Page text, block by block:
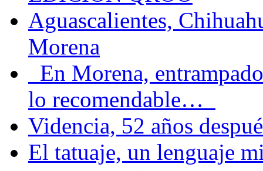
Aguascalientes,
Morena
En Morena,
lo recomendable…
Videncia, 52 años
El tatuaje, un lenguaje